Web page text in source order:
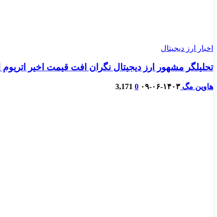
اخبار ارز دیجیتال
تحلیلگر مشهور ارز دیجیتال نگران افت قیمت اخیر
هاوین مگ ۱۴۰۳-۰۶-۰۹ 0
3,171